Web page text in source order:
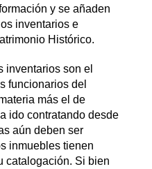
y se añaden
inventarios e
Histórico.
inventarios son el
funcionarios del
más el de
ido contratando desde
aún deben ser
inmuebles tienen
catalogación. Si bien